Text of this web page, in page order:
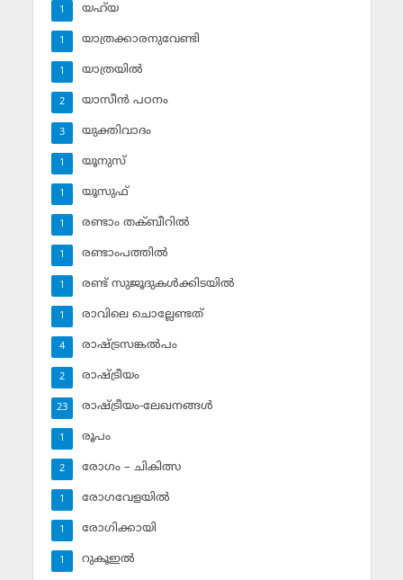
യഹ്‌യ
1
യാത്രക്കാരനുവേണ്ടി
1
യാത്രയില്‍
1
യാസീന്‍ പഠനം
2
യുക്തിവാദം
3
യൂനുസ്‌
1
യൂസുഫ്‌
1
രണ്ടാം തക്ബീറില്‍
1
രണ്ടാംപത്തില്‍
1
രണ്ട് സുജൂദുകള്‍ക്കിടയില്‍
1
രാവിലെ ചൊല്ലേണ്ടത്
1
രാഷ്ട്രസങ്കല്‍പം
4
രാഷ്ട്രീയം
2
രാഷ്ട്രീയം-ലേഖനങ്ങള്‍
23
രൂപം
1
രോഗം – ചികിത്സ
2
രോഗവേളയില്‍
1
രോഗിക്കായി
1
റുകൂഇല്‍
1